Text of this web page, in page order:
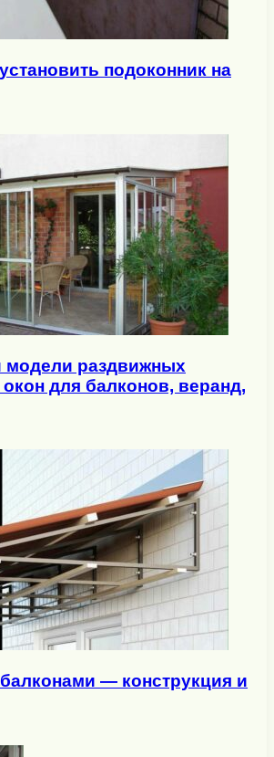
подоконник на
модели раздвижных
для балконов, веранд,
— конструкция и